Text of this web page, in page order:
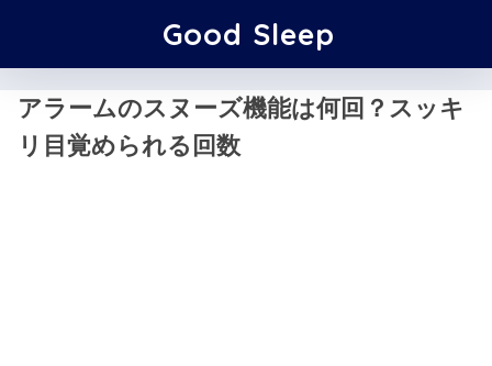
Good Sleep
アラームのスヌーズ機能は何回？スッキ
リ目覚められる回数